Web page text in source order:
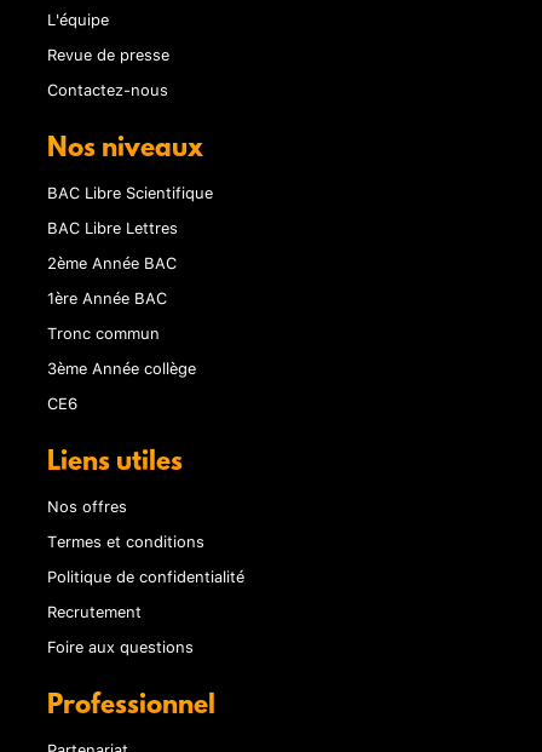
L'équipe
Revue de presse
Contactez-nous
Nos niveaux
BAC Libre Scientifique
BAC Libre Lettres
2ème Année BAC
1ère Année BAC
Tronc commun
3ème Année collège
CE6
Liens utiles
Nos offres
Termes et conditions
Politique de confidentialité
Recrutement
Foire aux questions
Professionnel